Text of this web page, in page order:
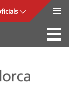
La Seu
de Mallorca